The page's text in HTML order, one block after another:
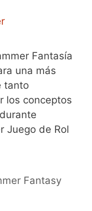
Fantasía
una más
tanto
los conceptos
Juego de Rol
Fantasy